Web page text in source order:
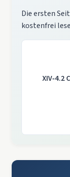
Die ersten
kostenfrei
XIV-4.2